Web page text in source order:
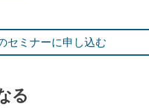
セミナーに申し込む
る